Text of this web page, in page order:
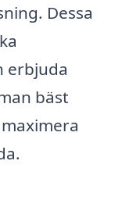
Dessa
erbjuda
bäst